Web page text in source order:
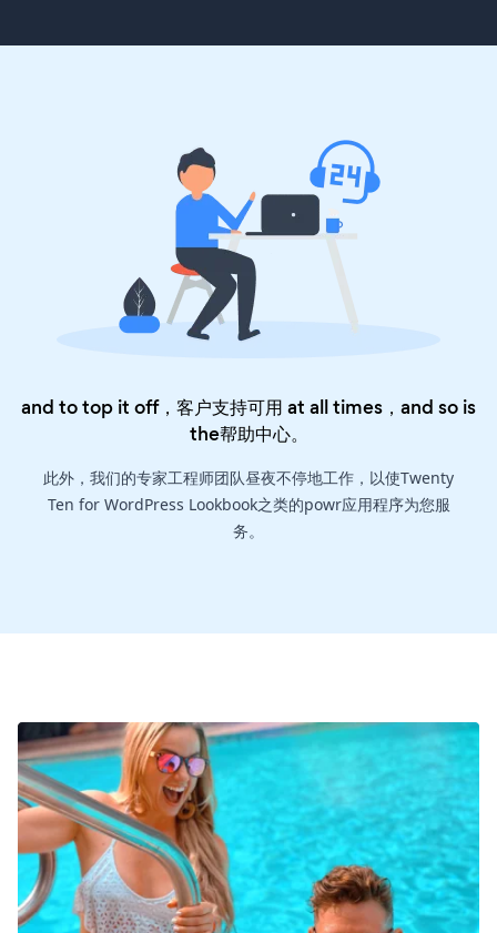
and to top it off，客户支持可用 at all times，and so is
the帮助中心。
此外，我们的专家工程师团队昼夜不停地工作，以使Twenty
Ten for WordPress Lookbook之类的powr应用程序为您服
务。